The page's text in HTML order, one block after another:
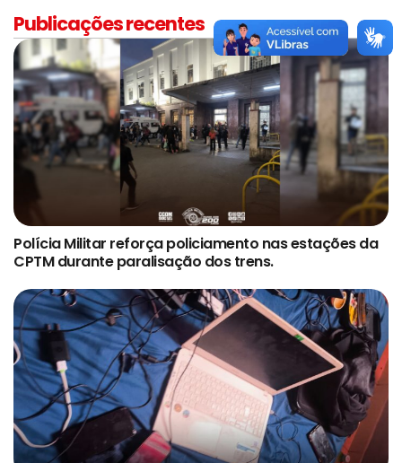
Publicações recentes
Polícia Militar reforça policiamento nas estações da
CPTM durante paralisação dos trens.